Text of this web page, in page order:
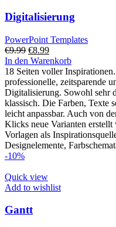
Digitalisierung
PowerPoint Templates
€9.99 Ursprünglicher
Preis
war:
€9.99
€8.99Aktueller
Preis
ist:
€8.99.
In den Warenkorb
18 Seiten voller
professionelle, zeitsparende
Digitalisierung. Sowohl sehr
klassisch. Die Farben, Texte
leicht anpassbar. Auch von
Klicks neue Varianten
Vorlagen als
Designelemente,
-10%
Quick view
Add to wishlist
Gantt